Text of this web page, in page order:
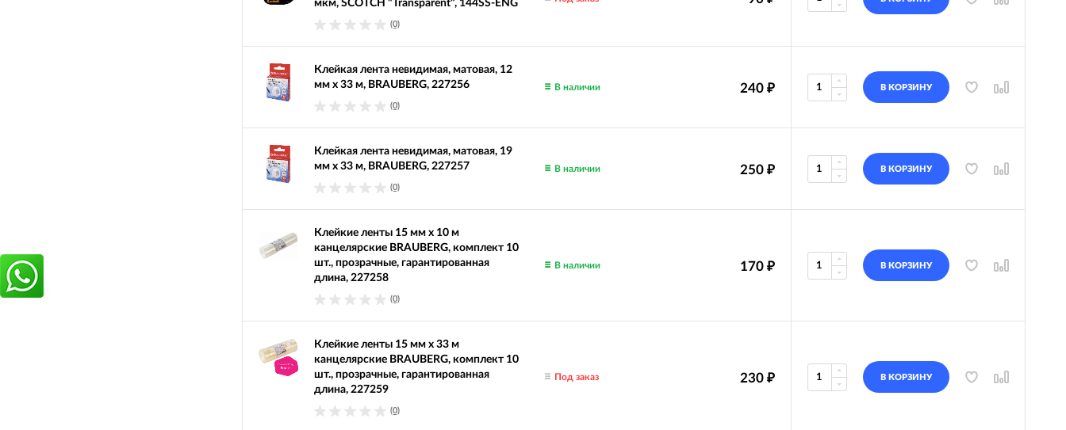
мкм, SCOTCH "Transparent", 144SS-ENG
(0)
Клейкая лента невидимая, матовая, 12
мм х 33 м, BRAUBERG, 227256
(0)
240 ₽
В наличии В КОРЗИНУ
Клейкая лента невидимая, матовая, 19
мм х 33 м, BRAUBERG, 227257
(0)
250 ₽
В наличии В КОРЗИНУ
Клейкие ленты 15 мм х 10 м
канцелярские BRAUBERG, комплект 10
шт., прозрачные, гарантированная
длина, 227258
(0)
170 ₽
В наличии В КОРЗИНУ
Клейкие ленты 15 мм х 33 м
канцелярские BRAUBERG, комплект 10
шт., прозрачные, гарантированная
длина, 227259
(0)
230 ₽
Под заказ В КОРЗИНУ